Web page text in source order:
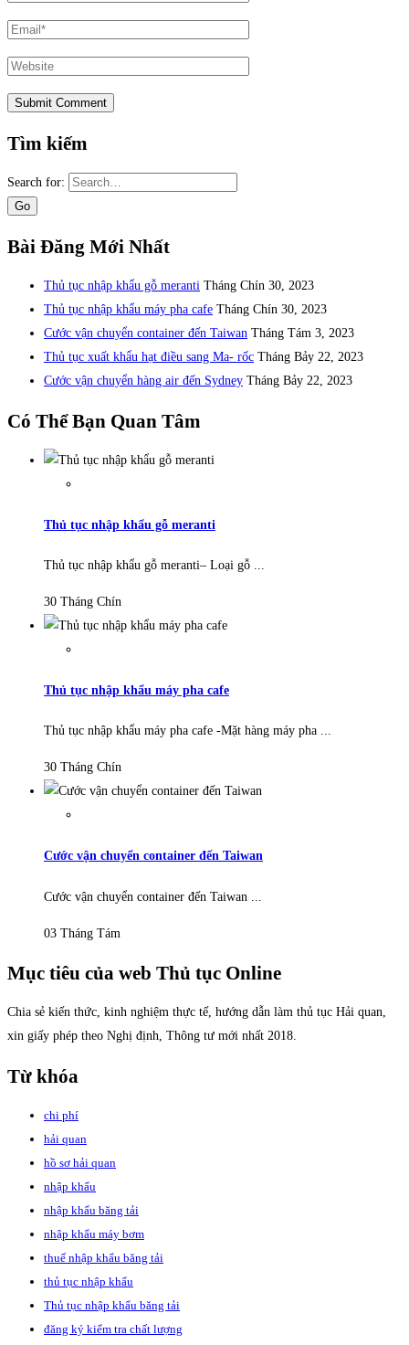
Tìm kiếm
Search for:
Bài Đăng Mới Nhất
Thủ tục nhập khẩu gỗ meranti Tháng Chín 30, 2023
Thủ tục nhập khẩu máy pha cafe Tháng Chín 30, 2023
Cước vận chuyển container đến Taiwan Tháng Tám 3, 2023
Thủ tục xuất khẩu hạt điều sang Ma- rốc Tháng Bảy 22, 2023
Cước vận chuyển hàng air đến Sydney Tháng Bảy 22, 2023
Có Thể Bạn Quan Tâm
Thủ tục nhập khẩu gỗ meranti
Thủ tục nhập khẩu gỗ meranti– Loại gỗ ...
30 Tháng Chín
Thủ tục nhập khẩu máy pha cafe
Thủ tục nhập khẩu máy pha cafe -Mặt hàng máy pha ...
30 Tháng Chín
Cước vận chuyển container đến Taiwan
Cước vận chuyển container đến Taiwan ...
03 Tháng Tám
Mục tiêu của web Thủ tục Online
Chia sẻ kiến thức, kinh nghiệm thực tế, hướng dẫn làm thủ tục Hải quan,
xin giấy phép theo Nghị định, Thông tư mới nhất 2018.
Từ khóa
chi phí
hải quan
hồ sơ hải quan
nhập khẩu
nhập khẩu băng tải
nhập khẩu máy bơm
thuế nhập khẩu băng tải
thủ tục nhập khẩu
Thủ tục nhập khẩu băng tải
đăng ký kiểm tra chất lượng